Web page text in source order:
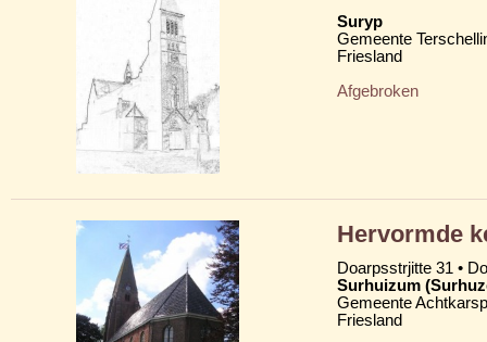
Suryp
Gemeente
Friesland
Afgebroken
Hervormde
Doarpsstrjitte 31 •
Surhuizum
Gemeente
Friesland